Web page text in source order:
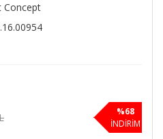
Concept
%68
İNDİRİM